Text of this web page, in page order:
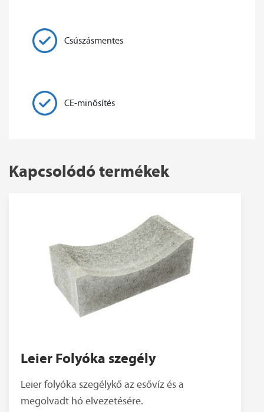
Csúszásmentes
CE-minősítés
Kapcsolódó termékek
Leier Folyóka szegély
Leier folyóka szegélykő az esővíz és a
megolvadt hó elvezetésére.